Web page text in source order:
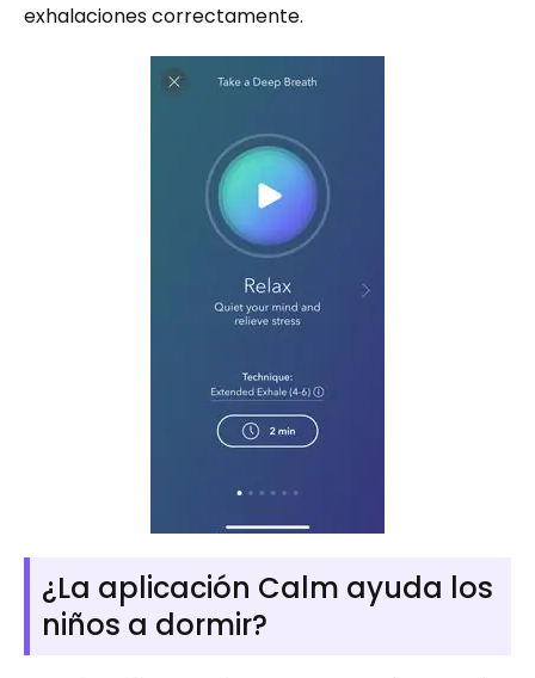
exhalaciones correctamente.
¿La aplicación Calm ayuda los
niños a dormir?